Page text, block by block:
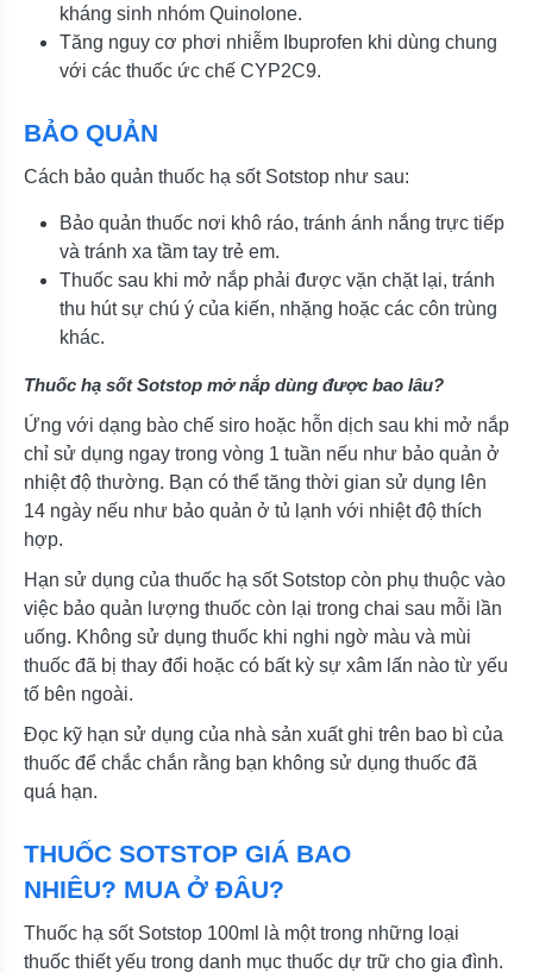
kháng sinh nhóm Quinolone.
Tăng nguy cơ phơi nhiễm Ibuprofen khi dùng chung
với các thuốc ức chế CYP2C9.
BẢO QUẢN
Cách bảo quản thuốc hạ sốt Sotstop như sau:
Bảo quản thuốc nơi khô ráo, tránh ánh nắng trực tiếp
và tránh xa tầm tay trẻ em.
Thuốc sau khi mở nắp phải được vặn chặt lại, tránh
thu hút sự chú ý của kiến, nhặng hoặc các côn trùng
khác.
Thuốc hạ sốt Sotstop mở nắp dùng được bao lâu?
Ứng với dạng bào chế siro hoặc hỗn dịch sau khi mở nắp
chỉ sử dụng ngay trong vòng 1 tuần nếu như bảo quản ở
nhiệt độ thường. Bạn có thể tăng thời gian sử dụng lên
14 ngày nếu như bảo quản ở tủ lạnh với nhiệt độ thích
hợp.
Hạn sử dụng của thuốc hạ sốt Sotstop còn phụ thuộc vào
việc bảo quản lượng thuốc còn lại trong chai sau mỗi lần
uống. Không sử dụng thuốc khi nghi ngờ màu và mùi
thuốc đã bị thay đổi hoặc có bất kỳ sự xâm lấn nào từ yếu
tố bên ngoài.
Đọc kỹ hạn sử dụng của nhà sản xuất ghi trên bao bì của
thuốc để chắc chắn rằng bạn không sử dụng thuốc đã
quá hạn.
THUỐC SOTSTOP GIÁ BAO
NHIÊU? MUA Ở ĐÂU?
Thuốc hạ sốt Sotstop 100ml là một trong những loại
thuốc thiết yếu trong danh mục thuốc dự trữ cho gia đình.